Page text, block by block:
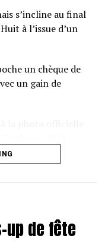
s’incline au final
à l’issue d’un
un chèque de
un gain de
up de fête